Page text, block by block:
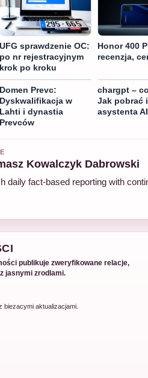
UFG sprawdzenie OC:
po nr rejestracyjnym
krok po kroku
Honor 400
recenzja,
Domen Prevc:
Dyskwalifikacja w
Lahti i dynastia
Prevców
chargpt –
Jak pobrać
asystenta AI
Kowalczyk Dabrowski
daily fact-based reporting with
publikuje zweryfikowane relacje,
jasnymi zrodlami.
aktualizacjami.